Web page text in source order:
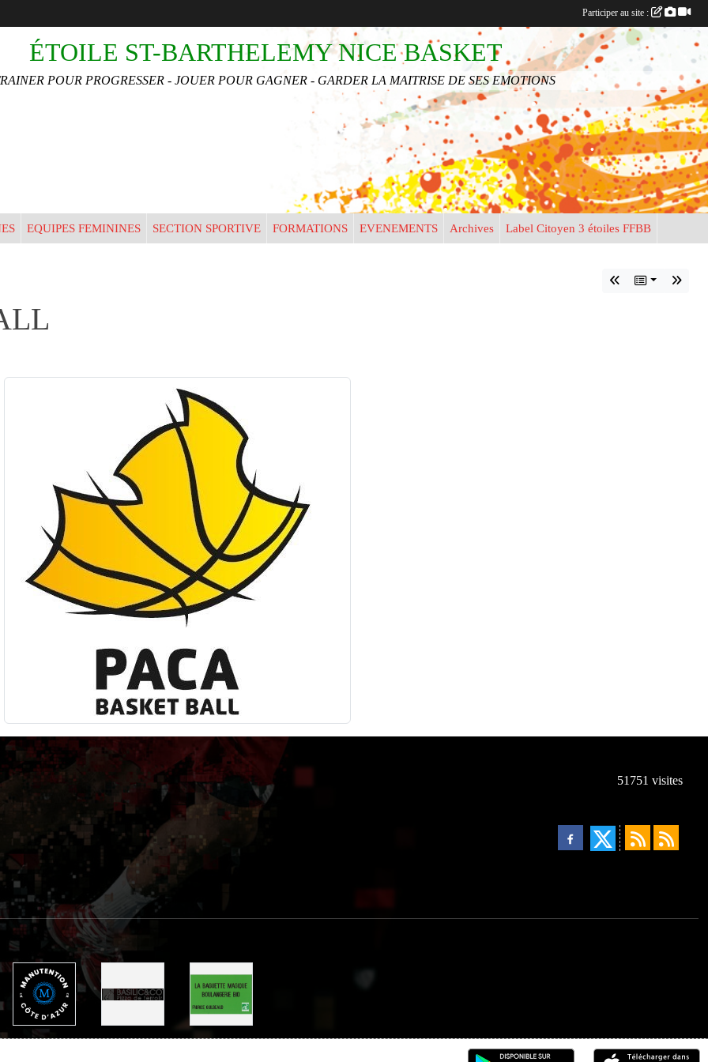
ÉTOILE ST-BARTHELEMY NICE BASKET
POUR PROGRESSER - JOUER POUR GAGNER - GARDER LA MAITRISE DE SES EMOTIONS
EQUIPES FEMININES SECTION SPORTIVE FORMATIONS EVENEMENTS Archives Label Citoyen 3 étoiles FFBB
51751 visites
Participer au site :
•
•
•
•
•
•